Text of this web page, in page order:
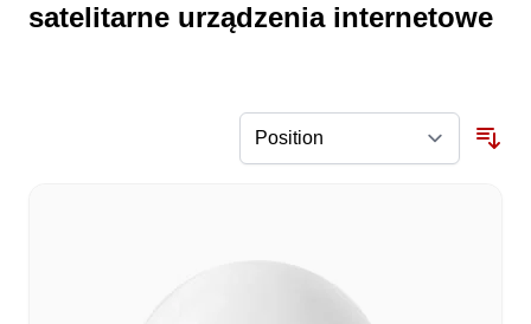
satelitarne urządzenia internetowe